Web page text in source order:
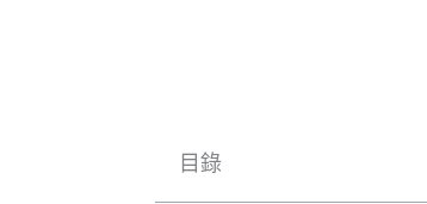
目錄